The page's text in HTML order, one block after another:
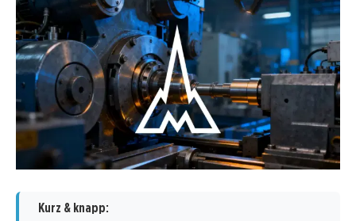
Kurz & knapp: